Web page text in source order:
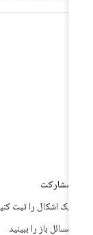
مشارکت
یک اشکال را ثبت کنید
مسائل باز را ببینید